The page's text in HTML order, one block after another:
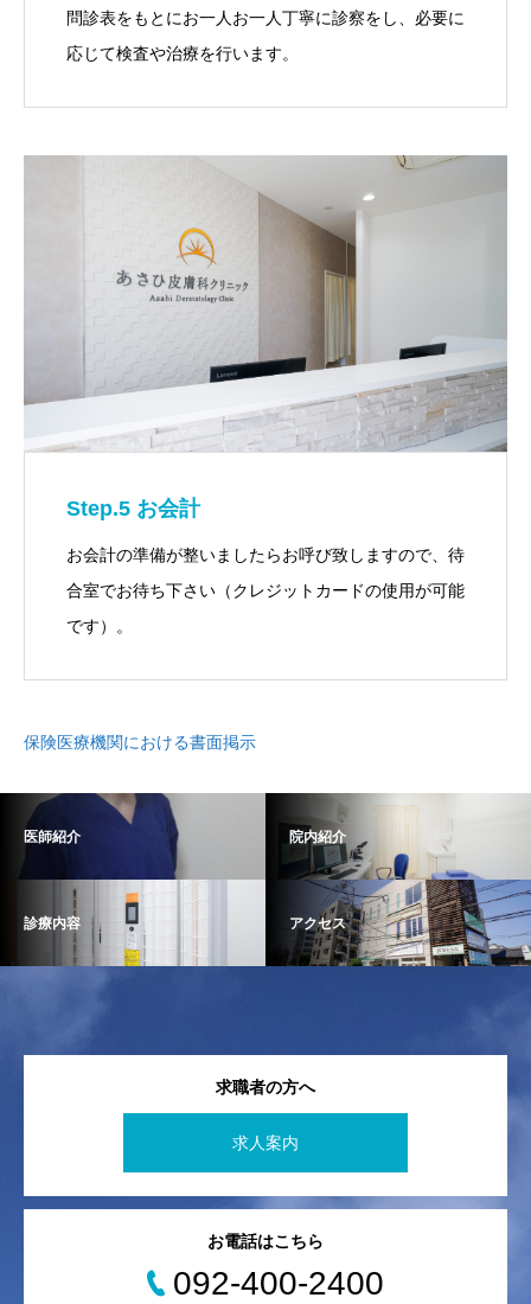
問診表をもとにお一人お一人丁寧に診察をし、必要に
応じて検査や治療を行います。
Step.5 お会計
お会計の準備が整いましたらお呼び致しますので、待
合室でお待ち下さい（クレジットカードの使用が可能
です）。
保険医療機関における書面掲示
医師紹介 院内紹介
診療内容 アクセス
求職者の方へ
求人案内
お電話はこちら
092-400-2400